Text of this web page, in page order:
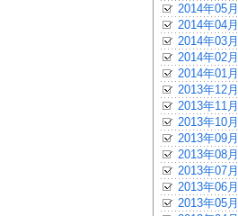
2014年05月
2014年04月
2014年03月
2014年02月
2014年01月
2013年12月
2013年11月
2013年10月
2013年09月
2013年08月
2013年07月
2013年06月
2013年05月